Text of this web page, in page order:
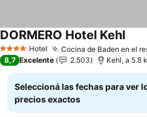
4 EstrellasHotel Cocina de Baden en el
DORMERO Hotel KehlVer
8,7 Excelente 2.503 Kehl, a 5.8
Seleccioná las fechas para ver
precios exactos